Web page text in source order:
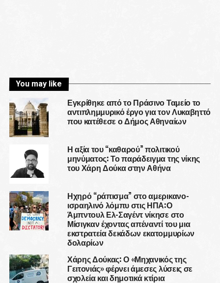
You may like
Εγκρίθηκε από το Πράσινο Ταμείο το
αντιπλημμυρικό έργο για τον Λυκαβηττό
που κατέθεσε ο Δήμος Αθηναίων
Η αξία του “καθαρού” πολιτικού
μηνύματος: Το παράδειγμα της νίκης
του Χάρη Δούκα στην Αθήνα
Ηχηρό “ράπισμα” στο αμερικανο-
ισραηλινό λόμπυ στις ΗΠΑ:Ο
Άμπντουλ Ελ-Σαγέντ νίκησε στο
Μίσιγκαν έχοντας απέναντί του μια
εκστρατεία δεκάδων εκατομμυρίων
δολαρίων
Χάρης Δούκας: Ο «Μηχανικός της
Γειτονιάς» φέρνει άμεσες λύσεις σε
σχολεία και δημοτικά κτίρια